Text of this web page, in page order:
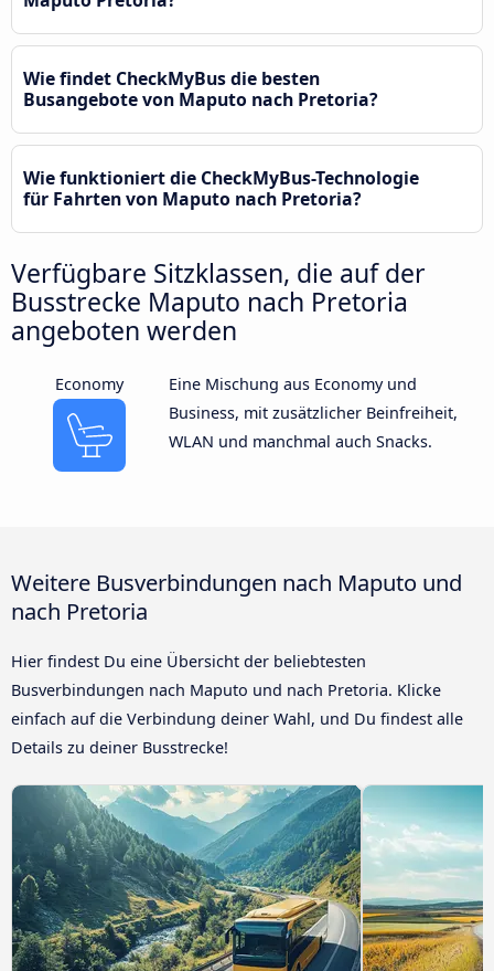
Wie findet CheckMyBus die besten
Busangebote von Maputo nach Pretoria?
Wie funktioniert die CheckMyBus-Technologie
für Fahrten von Maputo nach Pretoria?
Verfügbare Sitzklassen, die auf der
Busstrecke Maputo nach Pretoria
angeboten werden
Economy
Eine Mischung aus Economy und
Business, mit zusätzlicher Beinfreiheit,
WLAN und manchmal auch Snacks.
Weitere Busverbindungen nach Maputo und
nach Pretoria
Hier findest Du eine Übersicht der beliebtesten
Busverbindungen nach Maputo und nach Pretoria. Klicke
einfach auf die Verbindung deiner Wahl, und Du findest alle
Details zu deiner Busstrecke!